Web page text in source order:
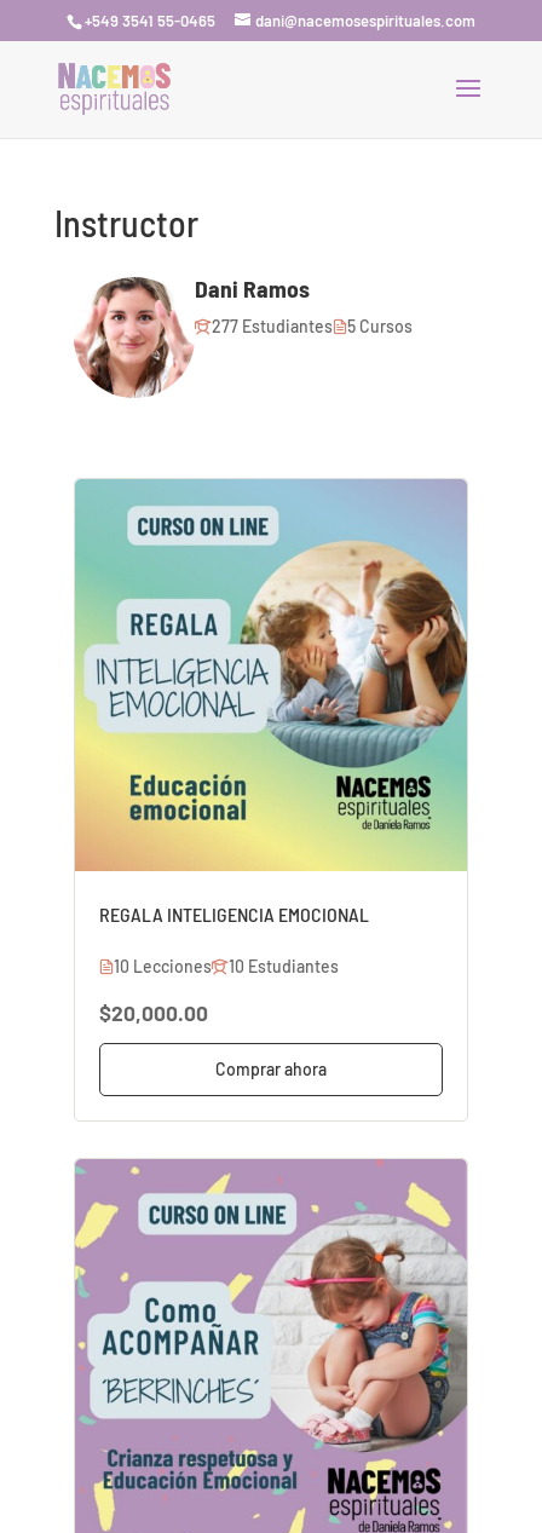
+549 3541 55-0465 dani@nacemosespirituales.com
Instructor
Dani Ramos
277 Estudiantes 5 Cursos
REGALA INTELIGENCIA EMOCIONAL
10 Lecciones 10 Estudiantes
$20,000.00
Comprar ahora